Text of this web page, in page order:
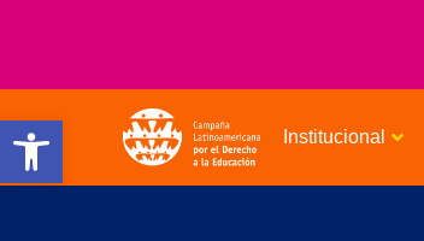
Open toolbar Institucional